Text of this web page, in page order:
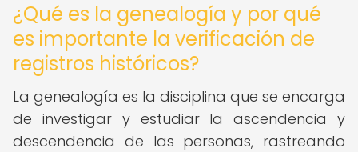
¿Qué es la genealogía y por qué
es importante la verificación de
registros históricos?
La genealogía es la disciplina que se encarga
de investigar y estudiar la ascendencia y
descendencia de las personas, rastreando